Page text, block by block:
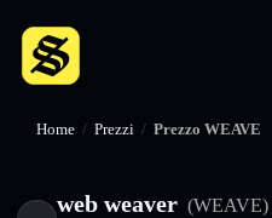
Home / Prezzi / Prezzo WEAVE
web weaver (WEAVE)